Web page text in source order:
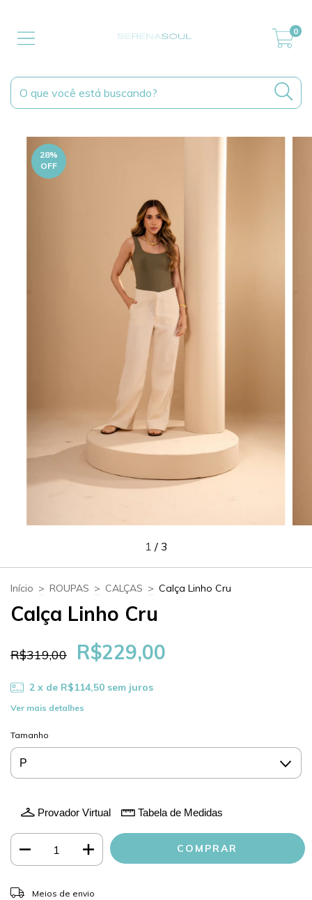
0
28%
OFF
1 / 3
Início > ROUPAS > CALÇAS > Calça Linho Cru
Calça Linho Cru
R$319,00 R$229,00
2 x de R$114,50 sem juros
Ver mais detalhes
Tamanho
Provador Virtual Tabela de Medidas
Entregas para o CEP:
Meios de envio